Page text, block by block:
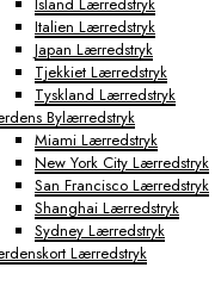
Italien Lærredstryk
Japan Lærredstryk
Tjekkiet Lærredstryk
Tyskland Lærredstryk
Bylærredstryk
Miami Lærredstryk
New York City Lærredstryk
San Francisco Lærredstryk
Shanghai Lærredstryk
Sydney Lærredstryk
Lærredstryk